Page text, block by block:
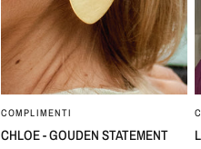
SNEL BEKIJKEN
COMPLIMENTI
CHLOE - GOUDEN STATEMENT